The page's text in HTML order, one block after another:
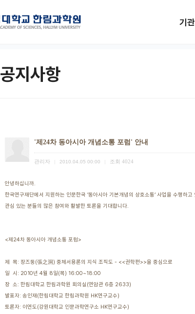
기
공지사항
'제24차 동아시아 개념소통 포럼' 안내
관리자 2010.04.05 00:00 조회 4024
안녕하십니까.
한국연구재단에서 지원하는 인문한국 ’동아시아 기본개념의 상호소통’ 사업을 수행
관심 있는 분들의 많은 참여와 활발한 토론을 기대합니다.
<제24차 동아시아 개념소통 포럼>
제 목: 장즈둥(張之洞) 중체서용론의 지식 조직도 - <<권학편>>을 중심으로
일 시: 2010년 4월 8일(목) 16:00~18:00
장 소: 한림대학교 한림과학원 회의실(연암관 6층 2633)
발표자: 송인재(한림대학교 한림과학원 HK연구교수)
토론자: 이연도(강원대학교 인문과학연구소 HK연구교수)